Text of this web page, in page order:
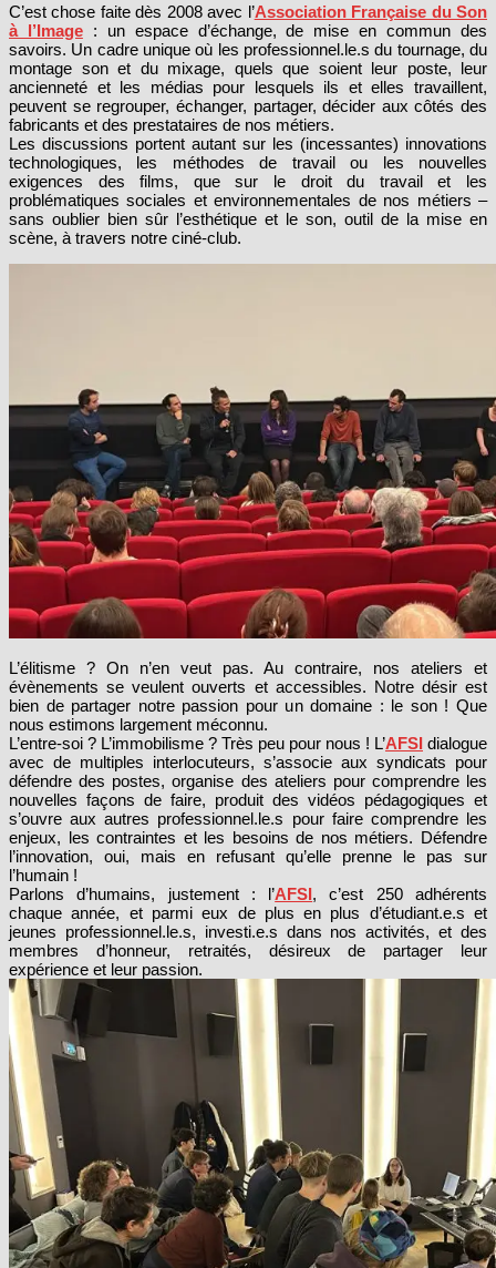
C’est chose faite dès 2008 avec l’Association Française du Son
à l’Image: un espace d’échange, de mise en commun des
savoirs. Un cadre unique où les professionnel.le.s du tournage, du
montage son et du mixage, quels que soient leur poste, leur
ancienneté et les médias pour lesquels ils et elles travaillent,
peuvent se regrouper, échanger, partager, décider aux côtés des
fabricants et des prestataires de nos métiers.
Les discussions portent autant sur les (incessantes) innovations
technologiques, les méthodes de travail ou les nouvelles
exigences des films, que sur le droit du travail et les
problématiques sociales et environnementales de nos métiers –
sans oublier bien sûr l’esthétique et le son, outil de la mise en
scène, à travers notre ciné-club.
L’élitisme ? On n’en veut pas. Au contraire, nos ateliers et
évènements se veulent ouverts et accessibles. Notre désir est
bien de partager notre passion pour un domaine : le son ! Que
nous estimons largement méconnu.
L’entre-soi ? L’immobilisme ? Très peu pour nous ! L’AFSI dialogue
avec de multiples interlocuteurs, s’associe aux syndicats pour
défendre des postes, organise des ateliers pour comprendre les
nouvelles façons de faire, produit des vidéos pédagogiques et
s’ouvre aux autres professionnel.le.s pour faire comprendre les
enjeux, les contraintes et les besoins de nos métiers. Défendre
l’innovation, oui, mais en refusant qu’elle prenne le pas sur
l’humain !
Parlons d’humains, justement : l’AFSI, c’est 250 adhérents
chaque année, et parmi eux de plus en plus d’étudiant.e.s et
jeunes professionnel.le.s, investi.e.s dans nos activités, et des
membres d’honneur, retraités, désireux de partager leur
expérience et leur passion.